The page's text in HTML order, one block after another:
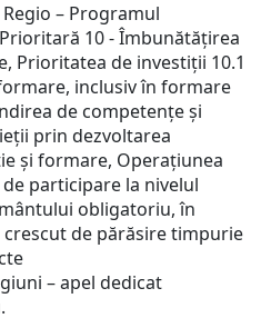
– Programul
10 - Îmbunătățirea
Prioritatea de investiții 10.1
inclusiv în formare
de competențe și
prin dezvoltarea
și formare, Operațiunea
participare la nivelul
obligatoriu, în
de părăsire timpurie
– apel dedicat